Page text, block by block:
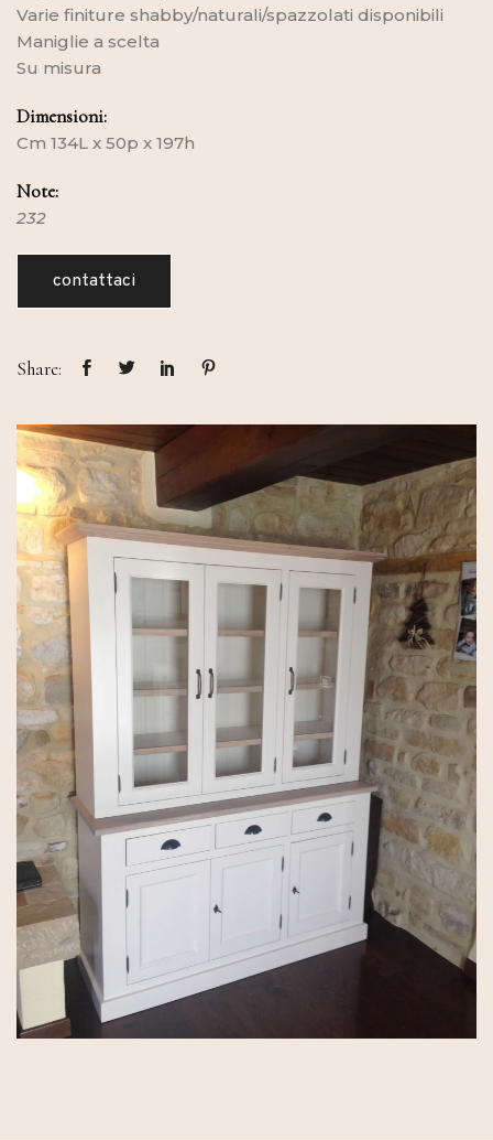
Varie finiture shabby/naturali/spazzolati disponibili
Maniglie a scelta
Su misura
Dimensioni:
Cm 134L x 50p x 197h
Note:
232
contattaci
Share: